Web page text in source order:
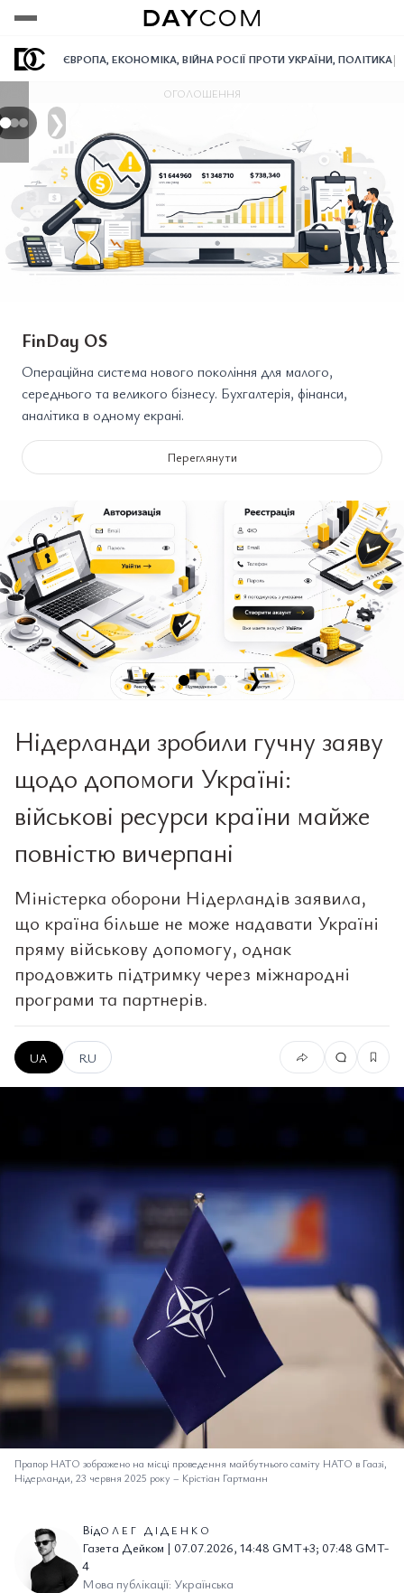
ЄВРОПА, ЕКОНОМІКА, ВІЙНА РОСІЇ ПРОТИ УКРАЇНИ, ПОЛІТИКА|
❯
ОГОЛОШЕННЯ
FinDay OS
Операційна система нового покоління для малого,
середнього та великого бізнесу. Бухгалтерія, фінанси,
аналітика в одному екрані.
Переглянути
❮ ❯
Нідерланди зробили гучну заяву
щодо допомоги Україні:
військові ресурси країни майже
повністю вичерпані
Міністерка оборони Нідерландів заявила,
що країна більше не може надавати Україні
пряму військову допомогу, однак
продовжить підтримку через міжнародні
програми та партнерів.
UA RU
Прапор НАТО зображено на місці проведення майбутнього саміту НАТО в Гаазі,
Нідерланди, 23 червня 2025 року – Крістіан Гартманн
ВідОЛЕГ ДІДЕНКО
Газета Дейком | 07.07.2026, 14:48 GMT+3; 07:48 GMT-
4
Мова публікації: Українська